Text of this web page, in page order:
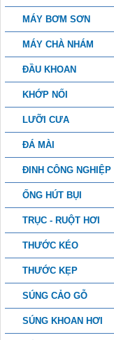
MÁY BƠM SƠN
MÁY CHÀ NHÁM
ĐẦU KHOAN
KHỚP NỐI
LƯỠI CƯA
ĐÁ MÀI
ĐINH CÔNG NGHIỆP
ỐNG HÚT BỤI
TRỤC - RUỘT HƠI
THƯỚC KÉO
THƯỚC KẸP
SÚNG CẢO GỖ
SÚNG KHOAN HƠI